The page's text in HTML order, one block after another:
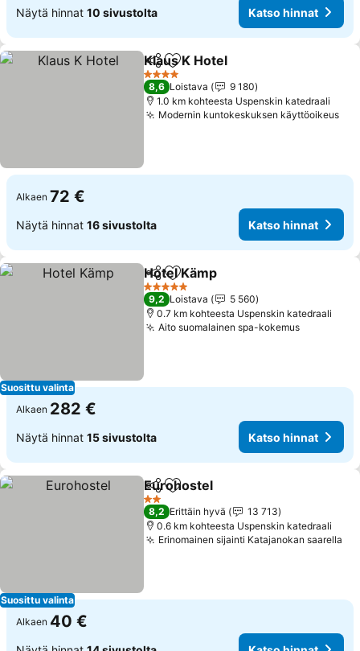
Näytä hinnat 10 sivustolta Katso hinnat
Jaa Lisää suosikkeihin
Klaus K Hotel
4 Tähtiluokitus
8,6 Loistava
9 180
1.0 km kohteesta Uspenskin katedraali
Modernin kuntokeskuksen käyttöoikeus
Alkaen 72 €
Näytä hinnat 16 sivustolta Katso hinnat
Suosittu valinta
Jaa Lisää suosikkeihin
Hotel Kämp
5 Tähtiluokitus
9,2 Loistava
5 560
0.7 km kohteesta Uspenskin katedraali
Aito suomalainen spa-kokemus
Alkaen 282 €
Näytä hinnat 15 sivustolta Katso hinnat
Suosittu valinta
Jaa Lisää suosikkeihin
Eurohostel
2 Tähtiluokitus
8,2 Erittäin hyvä
13 713
0.6 km kohteesta Uspenskin katedraali
Erinomainen sijainti Katajanokan saarella
Alkaen 40 €